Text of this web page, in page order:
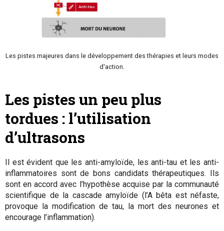
Les pistes majeures dans le développement des thérapies et leurs modes
d'action.
Les pistes un peu plus
tordues : l’utilisation
d’ultrasons
Il est évident que les anti-amyloïde, les anti-tau et les anti-
inflammatoires sont de bons candidats thérapeutiques. Ils
sont en accord avec l’hypothèse acquise par la communauté
scientifique de la cascade amyloïde (l’A bêta est néfaste,
provoque la modification de tau, la mort des neurones et
encourage l’inflammation).